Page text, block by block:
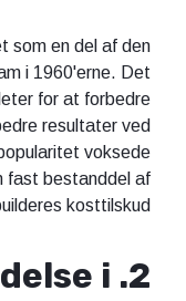
som en del af den
i 1960'erne. Det
for at forbedre
resultater ved
voksede
fast bestanddel af
kosttilskud.
i